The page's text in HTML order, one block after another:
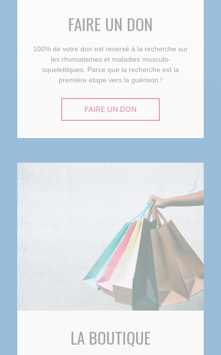
FAIRE UN DON
100% de votre don est reversé à la recherche sur
les rhumatismes et maladies musculo-
squelettiques. Parce que la recherche est la
première étape vers la guérison !
FAIRE UN DON
LA BOUTIQUE